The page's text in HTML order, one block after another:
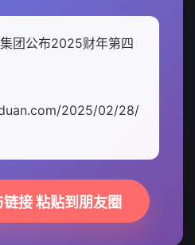
团公布2025财年第四
2025/02/28/
接 粘贴到朋友圈